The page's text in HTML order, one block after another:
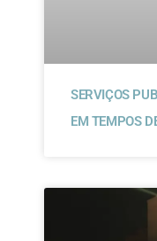
SERVIÇOS
EM TEMPOS